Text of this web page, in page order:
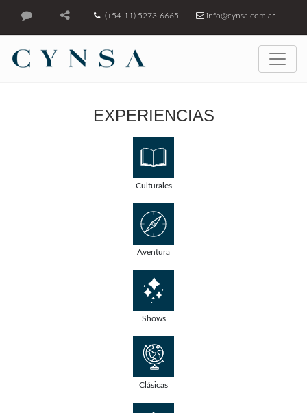
(+54-11) 5273-6665 info@cynsa.com.ar
EXPERIENCIAS
Culturales
Aventura
Shows
Clásicas